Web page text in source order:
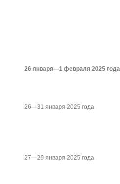
26 января—1 февраля 2025 года
26—31 января 2025 года
27—29 января 2025 года